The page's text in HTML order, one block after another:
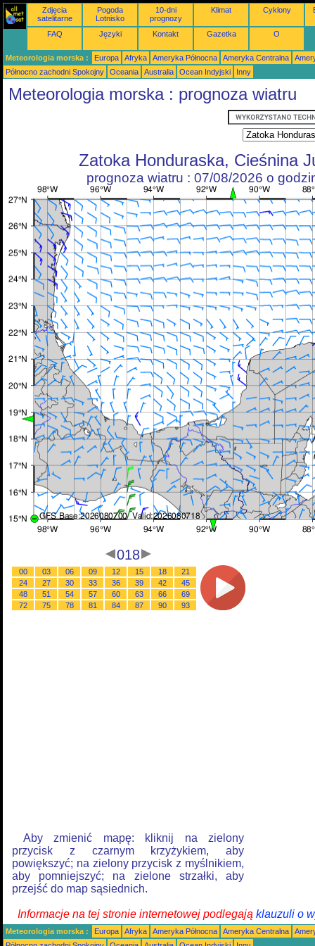
Zdjęcia
satelitarne
Pogoda
Lotnisko
10-dni
prognozy
Klimat Cyklony
FAQ Języki Kontakt Gazetka O
Meteorologia morska : Europa Afryka Ameryka Północna Ameryka Centralna
Północno zachodni Spokojny
Oceania Australia Ocean Indyjski Inny
Meteorologia morska : prognoza wiatru
Zatoka Honduraska, Cieśnina
prognoza wiatru : 07/08/2026 o
018
00 03 06 09 12 15 18
21
24
27 30 33 36 39 42
45
48
51 54 57 60 63 66
69
72
75 78 81 84 87 90 93
Aby zmienić mapę: kliknij na zielony
przycisk z czarnym krzyżykiem, aby
powiększyć; na zielony przycisk z myślnikiem,
aby pomniejszyć; na zielone strzałki, aby
przejść do map sąsiednich.
Informacje na tej stronie internetowej podlegają klauzuli o
Meteorologia morska : Europa Afryka Ameryka Północna Ameryka Centralna